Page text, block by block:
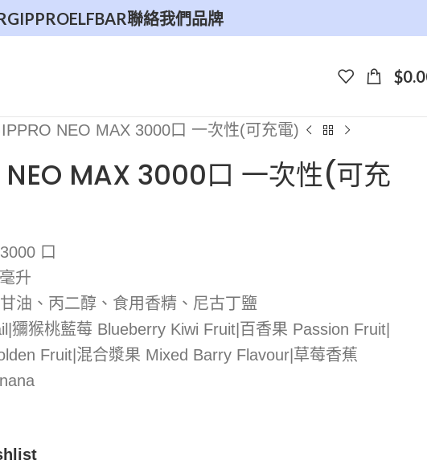
GIPPROELFBAR聯絡我們品牌
$
NEO MAX 3000口 一次性(可充電)
NEO MAX 3000口 一次性(可充
口
升
油、丙二醇、食用香精、尼古丁鹽
獼猴桃藍莓 Blueberry Kiwi Fruit|百香果 Passion Fruit|
Fruit|混合漿果 Mixed Barry Flavour|草莓香蕉